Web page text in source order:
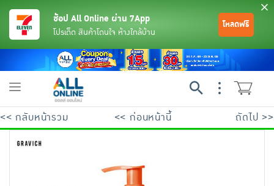
ช้อป All Online ผ่าน 7App
โปรเด็ด สินค้าโดนใจ ห้างใกล้บ้าน
โหลดฟรี
Toggle
<< กลับหน้ารวม << ก่อนหน้านี้ ถัดไป >>